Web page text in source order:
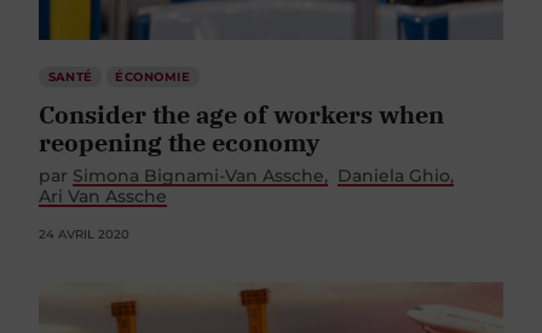
SANTÉ ÉCONOMIE
Consider the age of workers when
reopening the economy
par Simona Bignami-Van Assche
Daniela Ghio
Ari Van Assche
24 AVRIL 2020